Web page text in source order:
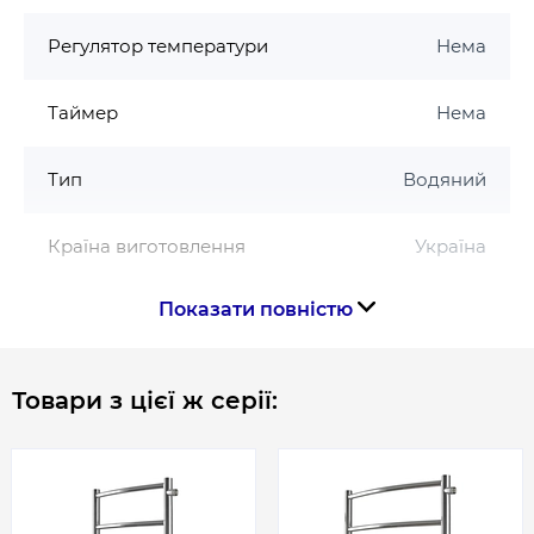
Регулятор температури Нема
Таймер Нема
Тип Водяний
Країна виготовлення Україна
Висота, мм
Показати повністю
Товари з цієї ж серії: